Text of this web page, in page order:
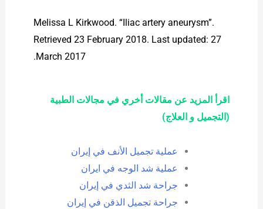
Melissa L Kirkwood. “Iliac artery aneurysm”.
Retrieved 23 February 2018. Last updated: 27
March 2017.
اقرأ المزيد عن مقالات أخري في مجالات الطبية
(التجميل و العلاج)
عملية تجميل الأنف في إيران
عملية شد الوجه في ايران
جراحة شد الثدي في إيران
جراحة تجميل الذقن في إيران